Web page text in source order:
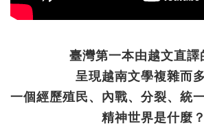
臺灣第一本由越文直譯
呈現越南文學複雜而
一個經歷殖民、內戰、分裂、統
精神世界是什麼？